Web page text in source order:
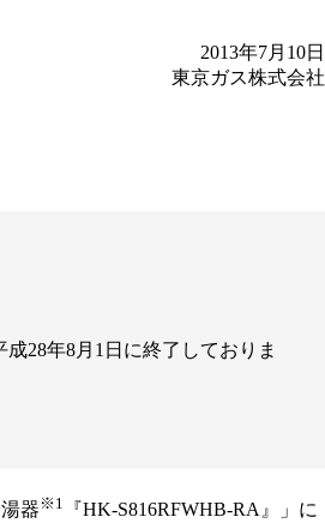
2013年7月10日
東京ガス株式会社
28年8月1日に終了しておりま
器 ※1
『HK-S816RFWHB-RA』」に